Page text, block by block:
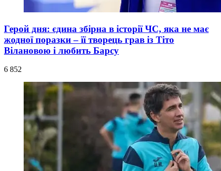
Герой дня: єдина збірна в історії ЧС, яка не має
жодної поразки – її творець грав із Тіто
Вілановою і любить Барсу
6 852